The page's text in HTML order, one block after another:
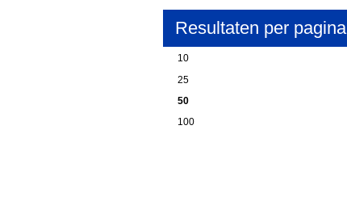
Resultaten per pagina
10
25
50
100